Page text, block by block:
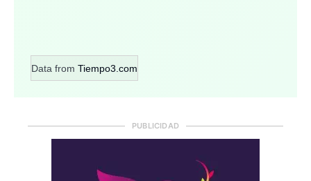
Data from Tiempo3.com
PUBLICIDAD